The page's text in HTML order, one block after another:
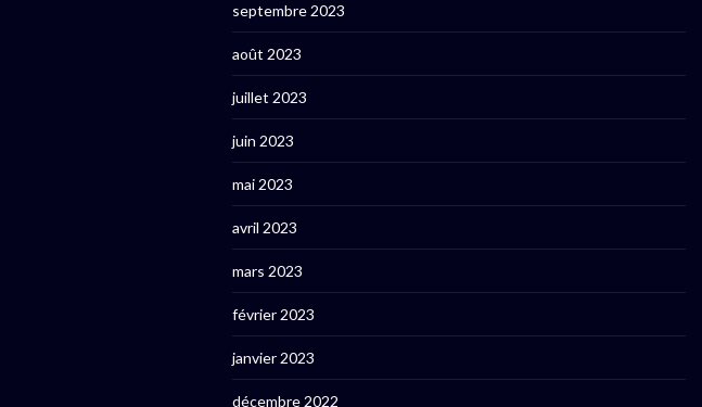
septembre 2023
août 2023
juillet 2023
juin 2023
mai 2023
avril 2023
mars 2023
février 2023
janvier 2023
décembre 2022